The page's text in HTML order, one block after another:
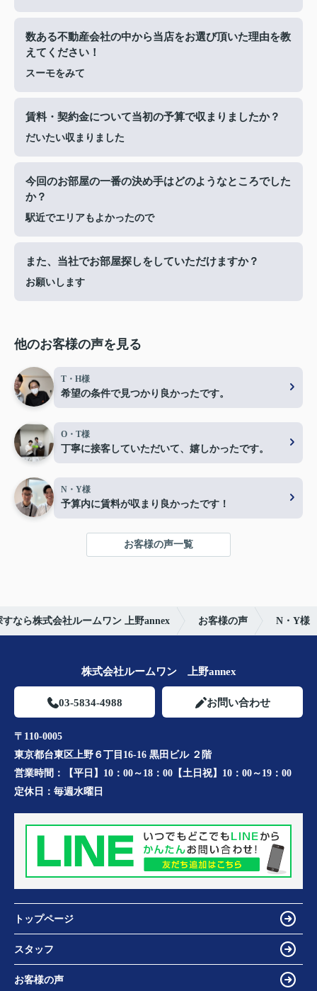
数ある不動産会社の中から当店をお選び頂いた理由を教
えてください！
スーモをみて
賃料・契約金について当初の予算で収まりましたか？
だいたい収まりました
今回のお部屋の一番の決め手はどのようなところでした
か？
駅近でエリアもよかったので
また、当社でお部屋探しをしていただけますか？
お願いします
他のお客様の声を見る
T・H様
希望の条件で見つかり良かったです。
O・T様
丁寧に接客していただいて、嬉しかったです。
N・Y様
予算内に賃料が収まり良かったです！
お客様の声一覧
なら株式会社ルームワン 上野annex お客様の声 N・Y様
株式会社ルームワン 上野annex
03-5834-4988 お問い合わせ
〒110-0005
東京都台東区上野６丁目16-16 黒田ビル ２階
営業時間：
【平日】10：00～18：00【土日祝】10：00～19：00
定休日： 毎週水曜日
トップページ
スタッフ
お客様の声